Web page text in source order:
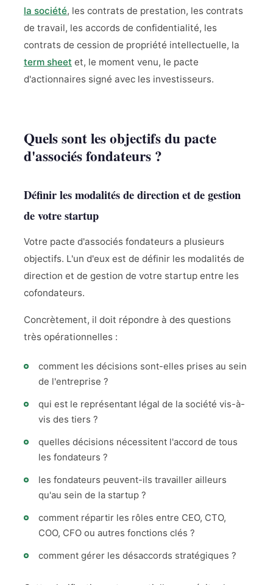
la société, les contrats de prestation, les contrats
de travail, les accords de confidentialité, les
contrats de cession de propriété intellectuelle, la
term sheet et, le moment venu, le pacte
d'actionnaires signé avec les investisseurs.
Quels sont les objectifs du pacte
d'associés fondateurs ?
Définir les modalités de direction et de gestion
de votre startup
Votre pacte d'associés fondateurs a plusieurs
objectifs. L'un d'eux est de définir les modalités de
direction et de gestion de votre startup entre les
cofondateurs.
Concrètement, il doit répondre à des questions
très opérationnelles :
comment les décisions sont-elles prises au sein
de l'entreprise ?
qui est le représentant légal de la société vis-à-
vis des tiers ?
quelles décisions nécessitent l'accord de tous
les fondateurs ?
les fondateurs peuvent-ils travailler ailleurs
qu'au sein de la startup ?
comment répartir les rôles entre CEO, CTO,
COO, CFO ou autres fonctions clés ?
comment gérer les désaccords stratégiques ?